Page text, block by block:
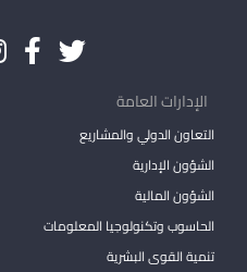
الإدارات العامة
التعاون الدولي والمشاريع
الشؤون الإدارية
الشؤون المالية
الحاسوب وتكنولوجيا المعلومات
تنمية القوى البشرية